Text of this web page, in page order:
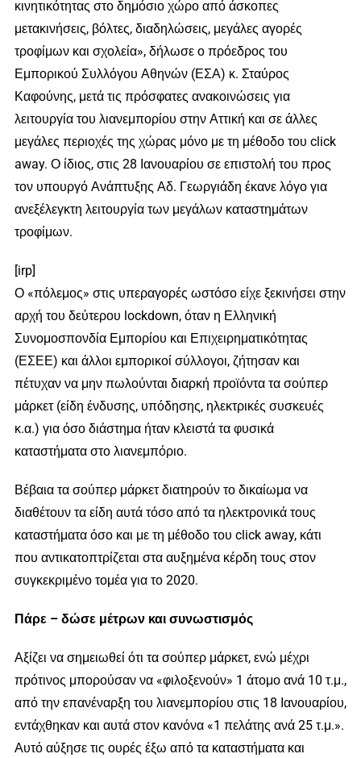
κινητικότητας στο δημόσιο χώρο από άσκοπες
μετακινήσεις, βόλτες, διαδηλώσεις, μεγάλες αγορές
τροφίμων και σχολεία», δήλωσε ο πρόεδρος του
Εμπορικού Συλλόγου Αθηνών (ΕΣΑ) κ. Σταύρος
Καφούνης, μετά τις πρόσφατες ανακοινώσεις για
λειτουργία του λιανεμπορίου στην Αττική και σε άλλες
μεγάλες περιοχές της χώρας μόνο με τη μέθοδο του click
away. Ο ίδιος, στις 28 Ιανουαρίου σε επιστολή του προς
τον υπουργό Ανάπτυξης Αδ. Γεωργιάδη έκανε λόγο για
ανεξέλεγκτη λειτουργία των μεγάλων καταστημάτων
τροφίμων.
[irp]
Ο «πόλεμος» στις υπεραγορές ωστόσο είχε ξεκινήσει στην
αρχή του δεύτερου lockdown, όταν η Ελληνική
Συνομοσπονδία Εμπορίου και Επιχειρηματικότητας
(ΕΣΕΕ) και άλλοι εμπορικοί σύλλογοι, ζήτησαν και
πέτυχαν να μην πωλούνται διαρκή προϊόντα τα σούπερ
μάρκετ (είδη ένδυσης, υπόδησης, ηλεκτρικές συσκευές
κ.α.) για όσο διάστημα ήταν κλειστά τα φυσικά
καταστήματα στο λιανεμπόριο.
Βέβαια τα σούπερ μάρκετ διατηρούν το δικαίωμα να
διαθέτουν τα είδη αυτά τόσο από τα ηλεκτρονικά τους
καταστήματα όσο και με τη μέθοδο του click away, κάτι
που αντικατοπτρίζεται στα αυξημένα κέρδη τους στον
συγκεκριμένο τομέα για το 2020.
Πάρε – δώσε μέτρων και συνωστισμός
Αξίζει να σημειωθεί ότι τα σούπερ μάρκετ, ενώ μέχρι
πρότινος μπορούσαν να «φιλοξενούν» 1 άτομο ανά 10 τ.μ.,
από την επανέναρξη του λιανεμπορίου στις 18 Ιανουαρίου,
εντάχθηκαν και αυτά στον κανόνα «1 πελάτης ανά 25 τ.μ.».
Αυτό αύξησε τις ουρές έξω από τα καταστήματα και